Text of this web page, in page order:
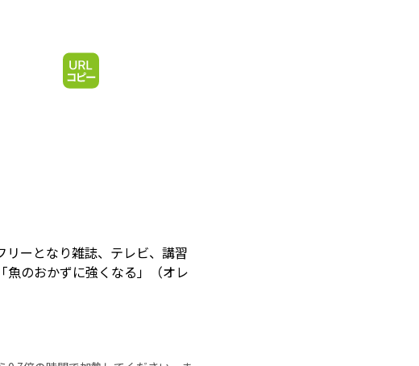
ーとなり雑誌、テレビ、講習
魚のおかずに強くなる」（オレ